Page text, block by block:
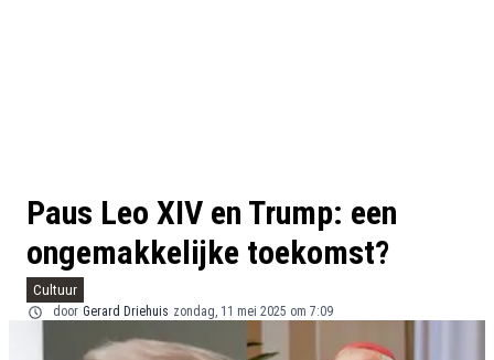
Paus Leo XIV en Trump: een
ongemakkelijke toekomst?
Cultuur
door Gerard Driehuis zondag, 11 mei 2025 om 7:09